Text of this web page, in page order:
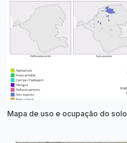
Mapa de uso e ocupação do solo